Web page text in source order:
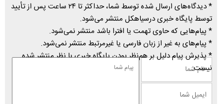
* دیدگاه‌های ارسال شده توسط شما، حداکثر تا ۲۴ ساعت پس از تأیید
توسط پایگاه خبری درسیاهکل منتشر می‌شود.
* پیام‌هایی که حاوی تهمت یا افترا باشد منتشر نمی‌شود.
* پیام‌های به غیر از زبان فارسی یا غیرمرتبط منتشر نمی‌شود.
* پذیرش پیام دلیل بر هم‌نظر بودن پایگاه خبری با نظر منتشر شده
نیست.